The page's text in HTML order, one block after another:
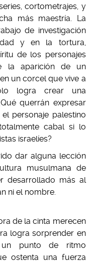
cortometrajes, y
más maestría. La
de investigación
y en la tortura,
de los personajes
la aparición de un
un corcel que vive a
logra crear una
querrán expresar
personaje palestino
cabal si lo
israelíes?
dar alguna lección
musulmana de
desarrollado más al
ni el nombre.
de la cinta merecen
logra sorprender en
un punto de ritmo
ostenta una fuerza